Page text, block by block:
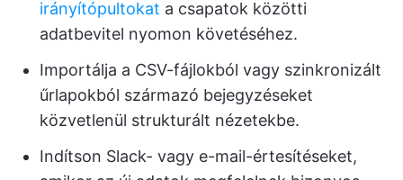
irányítópultokat a csapatok közötti
adatbevitel nyomon követéséhez.
Importálja a CSV-fájlokból vagy szinkronizált
űrlapokból származó bejegyzéseket
közvetlenül strukturált nézetekbe.
Indítson Slack- vagy e-mail-értesítéseket,